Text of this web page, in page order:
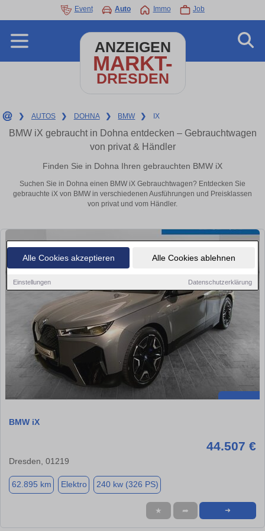
Alle Cookies akzeptieren Alle Cookies ablehnen
Einstellungen Datenschutzerklärung
Event Auto Immo Job
ANZEIGEN
MARKT-
DRESDEN
❯ AUTOS ❯ DOHNA ❯ BMW ❯ IX
BMW iX gebraucht in Dohna entdecken – Gebrauchtwagen
von privat & Händler
Finden Sie in Dohna Ihren gebrauchten BMW iX
Suchen Sie in Dohna einen BMW iX Gebrauchtwagen? Entdecken Sie
gebrauchte iX von BMW in verschiedenen Ausführungen und Preisklassen
von privat und vom Händler.
BMW iX
44.507 €
Dresden, 01219
62.895 km Elektro 240 kw (326 PS)
★ ➦ ➜